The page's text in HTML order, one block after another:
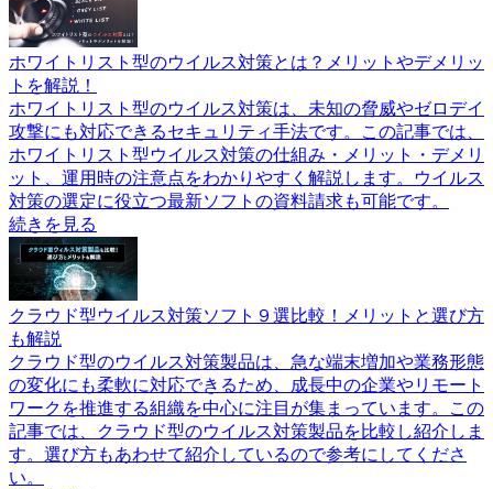
ホワイトリスト型のウイルス対策とは？メリットやデメリッ
トを解説！
ホワイトリスト型のウイルス対策は、未知の脅威やゼロデイ
攻撃にも対応できるセキュリティ手法です。この記事では、
ホワイトリスト型ウイルス対策の仕組み・メリット・デメリ
ット、運用時の注意点をわかりやすく解説します。ウイルス
対策の選定に役立つ最新ソフトの資料請求も可能です。
続きを見る
クラウド型ウイルス対策ソフト９選比較！メリットと選び方
も解説
クラウド型のウイルス対策製品は、急な端末増加や業務形態
の変化にも柔軟に対応できるため、成長中の企業やリモート
ワークを推進する組織を中心に注目が集まっています。この
記事では、クラウド型のウイルス対策製品を比較し紹介しま
す。選び方もあわせて紹介しているので参考にしてくださ
い。